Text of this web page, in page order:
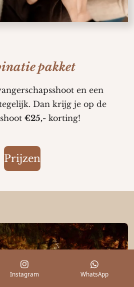
pakket
en een
Dan krijg je op de
€25,- korting!
Prijzen
Instagram WhatsApp